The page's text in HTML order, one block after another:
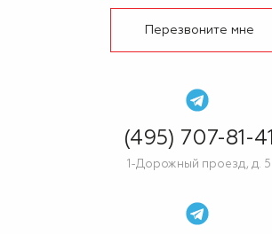
Перезвоните мне
(495) 707-81-41
1-Дорожный проезд, д. 5